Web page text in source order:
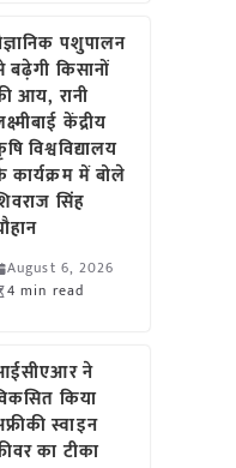
पशुपालन
बढ़ेगी किसानों
आय, रानी
केंद्रीय
विश्वविद्यालय
कार्यक्रम में बोले
सिंह
August 6, 2026
4 min read
ने
किया
स्वाइन
का टीका